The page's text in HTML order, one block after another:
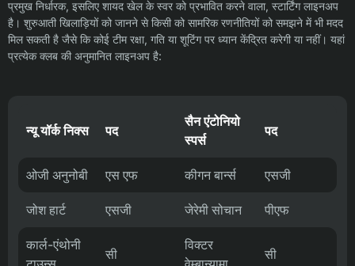
प्रमुख निर्धारक, इसलिए शायद खेल के स्वर को प्रभावित करने वाला, स्टार्टिंग लाइनअप
है। शुरुआती खिलाड़ियों को जानने से किसी को सामरिक रणनीतियों को समझने में भी मदद
मिल सकती है जैसे कि कोई टीम रक्षा, गति या शूटिंग पर ध्यान केंद्रित करेगी या नहीं। यहां
प्रत्येक क्लब की अनुमानित लाइनअप है:
न्यू यॉर्क निक्स पद
सैन एंटोनियो
स्पर्स
पद
ओजी अनुनोबी एस एफ कीगन बार्न्स एसजी
जोश हार्ट एसजी जेरेमी सोचान पीएफ
कार्ल-एंथोनी
सी
विक्टर
सी